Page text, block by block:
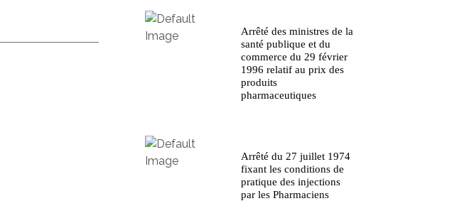
Arrêté des ministres de la
santé publique et du
commerce du 29 février
1996 relatif au prix des
produits
pharmaceutiques
Arrêté du 27 juillet 1974
fixant les conditions de
pratique des injections
par les Pharmaciens